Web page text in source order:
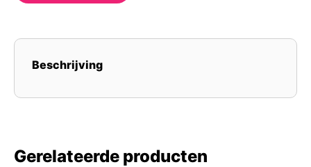
Beschrijving
Gerelateerde producten